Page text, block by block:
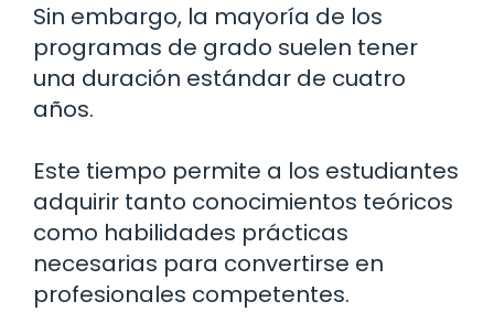
Sin embargo, la mayoría de los
programas de grado suelen tener
una duración estándar de cuatro
años.
Este tiempo permite a los estudiantes
adquirir tanto conocimientos teóricos
como habilidades prácticas
necesarias para convertirse en
profesionales competentes.